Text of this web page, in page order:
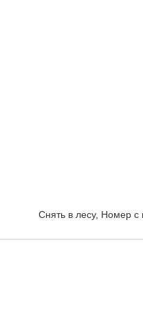
Снять в лесу, Номер с